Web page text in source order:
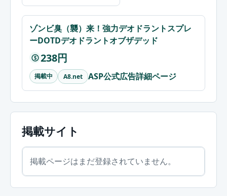
ゾンビ臭（襲）来！強力デオドラントスプレ
ーDOTDデオドラントオブザデッド
$ 238円
掲載中 A8.net ASP公式広告詳細ページ
掲載サイト
掲載ページはまだ登録されていません。